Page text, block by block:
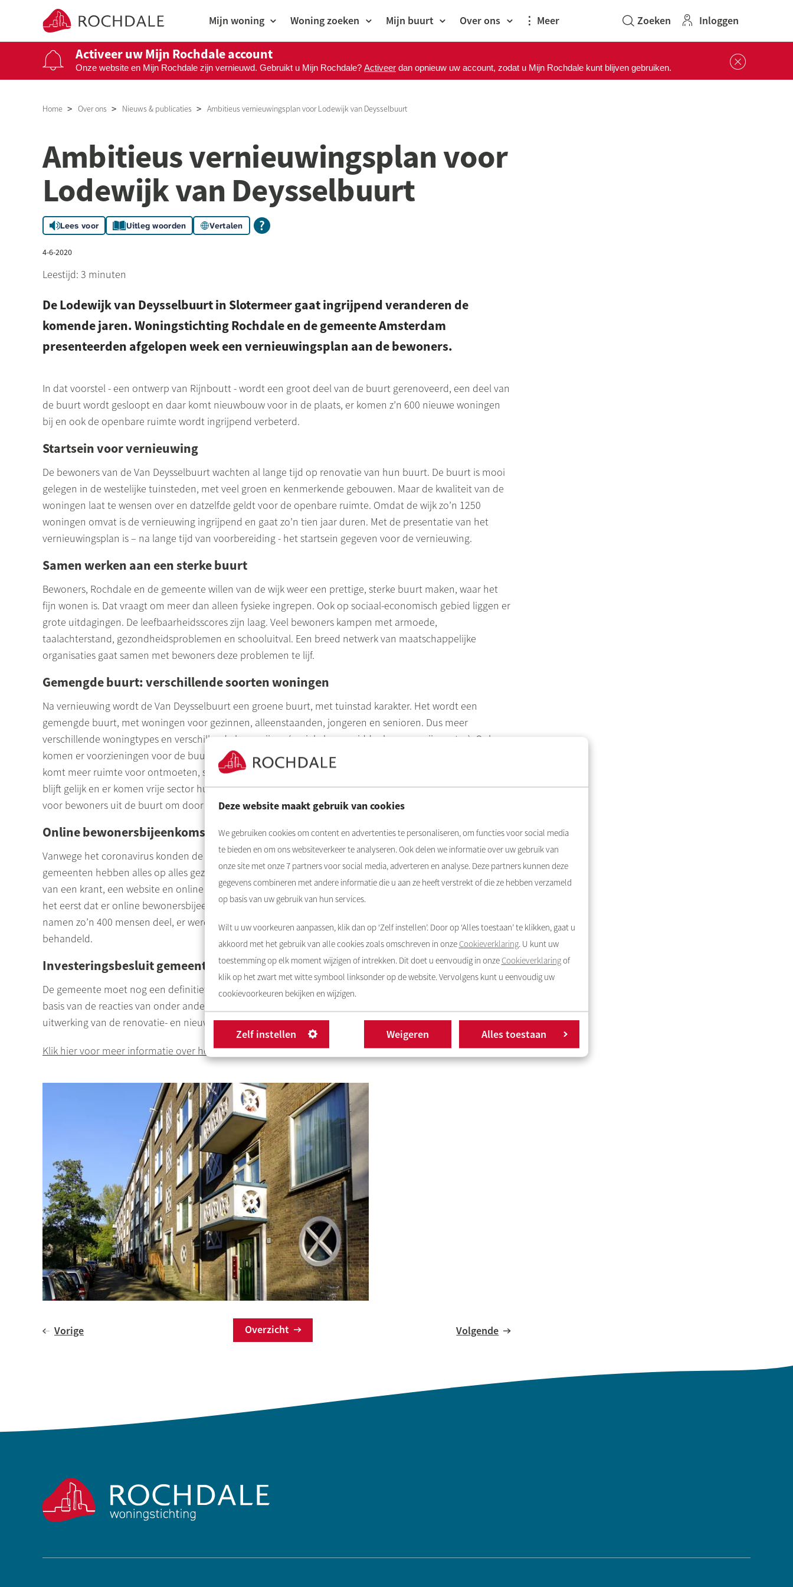
Deze website maakt gebruik van cookies
We gebruiken cookies om content en advertenties te personaliseren, om functies voor social media
te bieden en om ons websiteverkeer te analyseren. Ook delen we informatie over uw gebruik van
onze site met onze7 partners voor social media, adverteren en analyse. Deze partners kunnen deze
gegevens combineren met andere informatie die u aan ze heeft verstrekt of die ze hebben verzameld
op basis van uw gebruik van hun services.
Wilt u uw voorkeuren aanpassen, klik dan op ‘Zelf instellen’. Door op ‘Alles toestaan’ te klikken, gaat u
akkoord met het gebruik van alle cookies zoals omschreven in onze Cookieverklaring. U kunt uw
toestemming op elk moment wijzigen of intrekken. Dit doet u eenvoudig in onze Cookieverklaringof
klik op het zwart met witte symbool linksonder op de website. Vervolgens kunt u eenvoudig uw
cookievoorkeuren bekijken en wijzigen.
Zelf instellen Weigeren Alles toestaan
Naar de homepage Mijn woning Woning zoeken Mijn buurt Over ons Meer Inloggen
Activeer uw Mijn Rochdale account
Onze website en Mijn Rochdale zijn vernieuwd. Gebruikt u Mijn Rochdale? Activeer dan opnieuw uw account, zodat u Mijn Rochdale kunt blijven gebruiken.
Home Over ons Nieuws & publicaties Ambitieus vernieuwingsplan voor Lodewijk van Deysselbuurt
Ambitieus vernieuwingsplan voor
Lodewijk van Deysselbuurt
Lees voor Uitleg woorden Vertalen
4-6-2020
Leestijd: 3 minuten
De Lodewijk van Deysselbuurt in Slotermeer gaat ingrijpend veranderen de
komende jaren. Woningstichting Rochdale en de gemeente Amsterdam
presenteerden afgelopen week een vernieuwingsplan aan de bewoners.
In dat voorstel - een ontwerp van Rijnboutt- wordt een groot deel van de buurt gerenoveerd, een deel van
de buurt wordt gesloopt en daar komt nieuwbouw voor in de plaats, er komen z’n 600 nieuwe woningen
bij en ook de openbare ruimte wordt ingrijpend verbeterd.
Startsein voor vernieuwing
De bewoners van de Van Deysselbuurtwachten al lange tijd op renovatie van hun buurt. De buurt is mooi
gelegen in de westelijke tuinsteden, met veel groen en kenmerkende gebouwen. Maar de kwaliteit van de
woningen laat te wensen over en datzelfde geldt voor de openbare ruimte. Omdat de wijk zo’n 1250
woningen omvat is de vernieuwing ingrijpend en gaat zo’n tien jaar duren. Met de presentatie van het
vernieuwingsplan is – na lange tijd van voorbereiding - het startsein gegeven voor de vernieuwing.
Samen werken aan een sterke buurt
Bewoners, Rochdale en de gemeente willen van de wijk weer een prettige, sterke buurt maken, waar het
fijn wonen is. Dat vraagt om meer dan alleen fysieke ingrepen. Ook op sociaal-economisch gebied liggen er
grote uitdagingen. De leefbaarheidsscores zijn laag. Veel bewoners kampen met armoede,
taalachterstand, gezondheidsproblemen en schooluitval. Een breed netwerk van maatschappelijke
organisaties gaat samen met bewoners deze problemen te lijf.
Gemengde buurt: verschillende soorten woningen
Na vernieuwing wordt de Van Deysselbuurt een groene buurt, met tuinstad karakter. Het wordt een
gemengde buurt, met woningen voor gezinnen, alleenstaanden, jongeren en senioren. Dus meer
verschillende woningtypes en verschillende huurprijzen (sociale huur,
middenhuur
en vrije sector). Ook
komen er voorzieningen voor de buurt in de bedrijfsruimtes die aansluiten bij de wensen van de buurt. Er
komt meer ruimte voor ontmoeten, spelen en aandacht voor groen. Het aantal sociale huurwoningen
blijft gelijk en er komen vrije sector huurwoningen en koopwoningen bij. Op die manier is het ook mogelijk
voor bewoners uit de buurt om door te stromen.
Online bewonersbijeenkomsten
Vanwege het coronavirus konden de geplande bewonersbijeenkomsten niet doorgaan.Rochdaleen de
gemeenten hebben alles op alles gezet om de bewoners toch mee te nemen in de plannen. Door middel
van een krant, een website en online bijeenkomsten is het vernieuwingsplan gepresenteerd. Het was voor
het eerst dat er online bewonersbijeenkomsten plaatsvonden. Aan de drie bijeenkomsten op 19 mei
namen zo’n 400 mensen deel, er werden ruim 300 vragen gesteld, die in de uitzending en daarna zijn
behandeld.
Investeringsbesluit gemeente
De gemeente moet nog een definitief besluit nemen over het vernieuwingsplan. De gemeente doet dat op
basis van de reacties van onder andere bewoners. Ondertussen werkt de projectorganisatie door aan de
uitwerking van de renovatie- en nieuwbouwplannen.
Klik hier voor meer informatie over het vernieuwingsplan
Volgende
Overzicht
Vorige